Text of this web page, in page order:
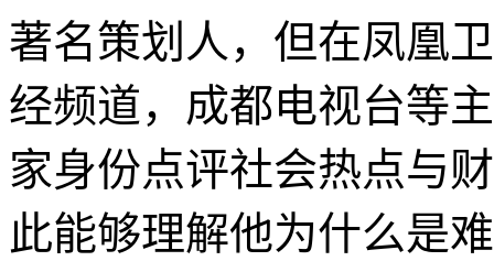
一”学术方面的人文性；
一战略定位法则”，以及“
曲”，成为中国地产实证
就与学术贡献是有目共